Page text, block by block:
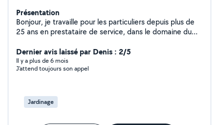
Présentation
Bonjour, je travaille pour les particuliers depuis plus de
25 ans en prestataire de service, dans le domaine du
contacter : JARDI-BATI à votre service
Dernier avis laissé par Denis : 2/5
Il y a plus de 6 mois
J'attend toujours son appel
Jardinage